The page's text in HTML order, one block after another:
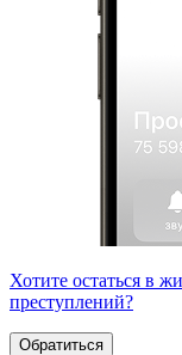
Хотите остаться в
преступлений?
Обратиться